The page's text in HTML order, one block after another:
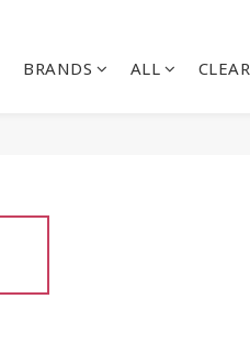
BRANDS ALL